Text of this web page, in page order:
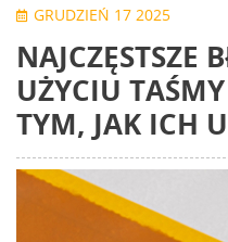
GRUDZIEŃ 17 2025
NAJCZĘSTSZE
UŻYCIU
TYM, JAK ICH